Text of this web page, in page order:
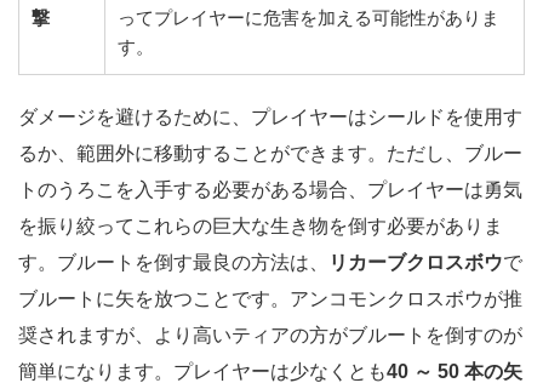
撃
ってプレイヤーに危害を加える可能性がありま
す。
ダメージを避けるために、プレイヤーはシールドを使用す
るか、範囲外に移動することができます。ただし、ブルー
トのうろこを入手する必要がある場合、プレイヤーは勇気
を振り絞ってこれらの巨大な生き物を倒す必要がありま
す。ブルートを倒す最良の方法は、
リカーブクロスボウで
ブルートに矢を放つことです。アンコモンクロスボウが推
奨されますが、より高いティアの方がブルートを倒すのが
簡単になります。プレイヤーは少なくとも40 ～ 50 本の矢